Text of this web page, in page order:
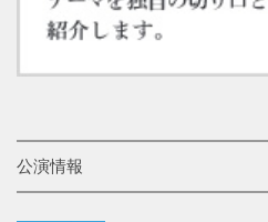
公演情報